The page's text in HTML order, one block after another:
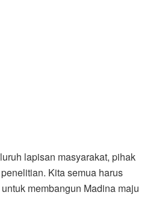
lapisan masyarakat, pihak
Kita semua harus
membangun Madina maju